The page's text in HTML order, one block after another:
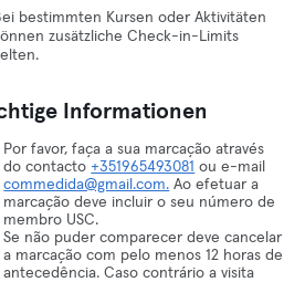
bestimmten Kursen oder Aktivitäten
zusätzliche Check-in-Limits
Informationen
Por favor, faça a sua marcação através
do contacto +351965493081 ou e-mail
commedida@gmail.com. Ao efetuar a
marcação deve incluir o seu número de
membro USC.
Se não puder comparecer deve cancelar
a marcação com pelo menos 12 horas de
antecedência. Caso contrário a visita